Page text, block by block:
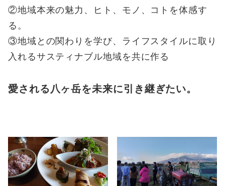
②地域本来の魅力、ヒト、モノ、コトを体感す
る。
③地域との関わりを学び、ライフスタイルに取り
入れるサスティナブル地域を共に作る
愛される八ヶ岳を未来に引き継ぎたい。